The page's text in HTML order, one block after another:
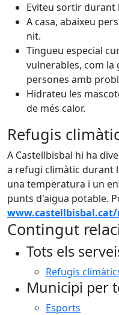
Eviteu sortir durant
A casa, abaixeu
nit.
Tingueu especial
vulnerables, com la
persones amb
Hidrateu les
de més calor.
Refugis
A Castellbisbal hi ha
a refugi climàtic durant
una temperatura i un
punts d'aigua potable.
Contingut
Tots els
Refugis
Municipi per
Esports